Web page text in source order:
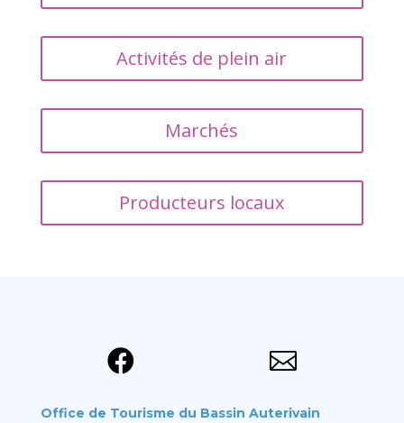
Activités de plein air
Marchés
Producteurs locaux
 
Office de Tourisme du Bassin Auterivain